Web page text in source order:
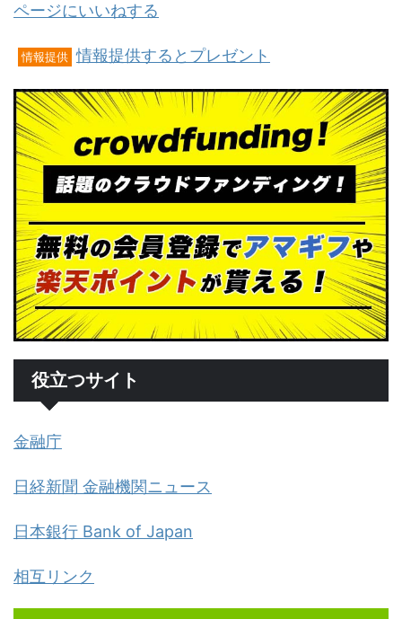
ページにいいねする
情報提供 情報提供するとプレゼント
役立つサイト
金融庁
日経新聞 金融機関ニュース
日本銀行 Bank of Japan
相互リンク